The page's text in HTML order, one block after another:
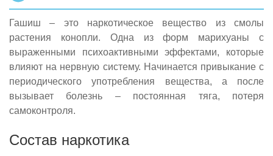
Гашиш – это наркотическое вещество из смолы
растения конопли. Одна из форм марихуаны с
выраженными психоактивными эффектами, которые
влияют на нервную систему. Начинается привыкание с
периодического употребления вещества, а после
вызывает болезнь – постоянная тяга, потеря
самоконтроля.
Состав наркотика